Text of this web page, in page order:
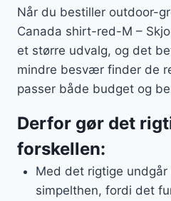
Når du bestiller outdoor-
Canada shirt-red-M –
et større udvalg, og det
mindre besvær finder de
passer både budget og
Derfor gør det
forskellen:
Med det rigtige
simpelthen, fordi det